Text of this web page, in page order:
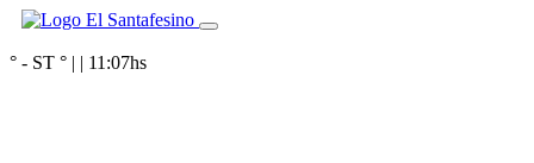
° - ST ° | | 11:07hs